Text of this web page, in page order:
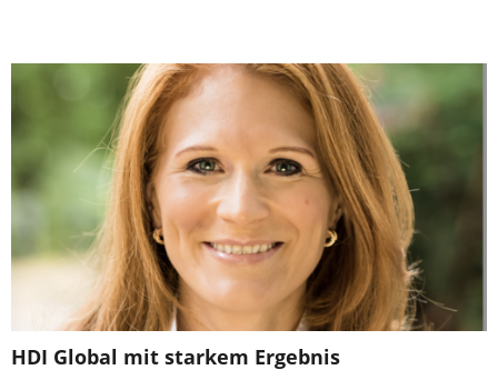
HDI Global mit starkem Ergebnis